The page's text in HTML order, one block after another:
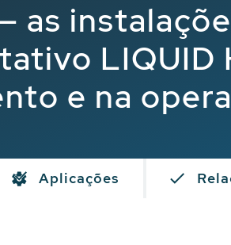
as
LIQUID
e na
Aplicações